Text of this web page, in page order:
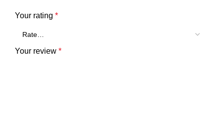
Your rating *
Your review *